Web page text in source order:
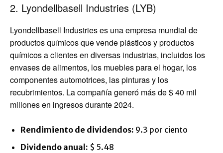
2. Lyondellbasell Industries (LYB)
Lyondellbasell Industries es una empresa mundial de
productos químicos que vende plásticos y productos
químicos a clientes en diversas industrias, incluidos los
envases de alimentos, los muebles para el hogar, los
componentes automotrices, las pinturas y los
recubrimientos. La compañía generó más de $ 40 mil
millones en ingresos durante 2024.
Rendimiento de dividendos: 9.3 por ciento
Dividendo anual: $ 5.48